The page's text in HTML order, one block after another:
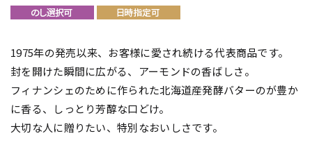
1975年の発売以来、お客様に愛され続ける代表商品です。
封を開けた瞬間に広がる、アーモンドの香ばしさ。
フィナンシェのために作られた北海道産発酵バターのが豊か
に香る、しっとり芳醇な口どけ。
大切な人に贈りたい、特別なおいしさです。